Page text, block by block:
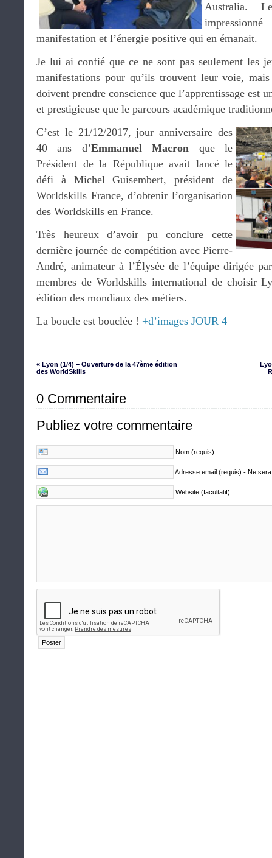
Australia.
manifestation et l’énergie positive qui en émanait.
Je lui ai confié que ce ne sont pas seulement les
manifestations pour qu’ils trouvent leur voie,
doivent prendre conscience que l’apprentissage est
et prestigieuse que le parcours académique
C’est le 21/12/2017, jour anniversaire des
40 ans d’Emmanuel Macron que le
Président de la République avait lancé le
défi à Michel Guisembert, président de
Worldskills France, d’obtenir l’organisation
des Worldskills en France.
Très heureux d’avoir pu conclure cette
dernière journée de compétition avec Pierre-
André, animateur à l’Élysée de l’équipe dirigée
membres de Worldskills international de choisir
édition des mondiaux des métiers.
La boucle est bouclée ! +d’images JOUR 4
« Lyon (1/4) – Ouverture de la 47ème édition
des WorldSkills
0 Commentaire
Publiez votre commentaire
Nom (requis)
Adresse email (requis) - Ne
Website (facultatif)